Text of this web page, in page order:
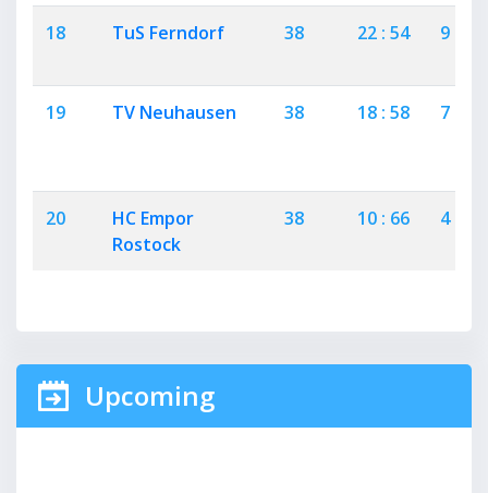
18 TuS Ferndorf 38 22 : 54 9
19 TV Neuhausen 38 18 : 58 7
20
HC Empor
Rostock
38 10 : 66 4
Upcoming